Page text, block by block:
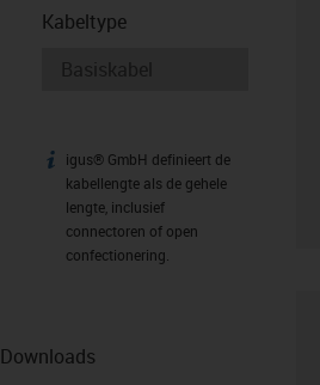
Kabeltype
igus-icon-info
igus® GmbH definieert de
kabellengte als de gehele
lengte, inclusief
connectoren of open
confectionering.
Downloads